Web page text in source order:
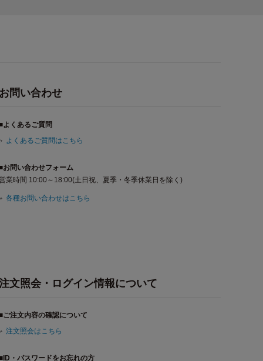
お問い合わせ
よくあるご質問
よくあるご質問はこちら
お問い合わせフォーム
業時間 10:00～18:00(土日祝、夏季・冬季休業日を除く)
各種お問い合わせはこちら
文照会・ログイン情報について
ご注文内容の確認について
注文照会はこちら
・パスワードをお忘れの方